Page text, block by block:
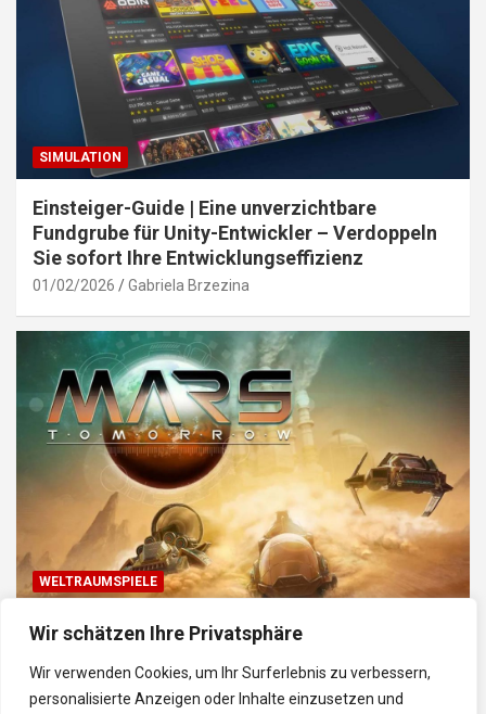
Wir schätzen Ihre Privatsphäre
Wir verwenden Cookies, um Ihr Surferlebnis zu verbessern,
personalisierte Anzeigen oder Inhalte einzusetzen und
SIMULATION
Einsteiger-Guide | Eine unverzichtbare
Fundgrube für Unity-Entwickler – Verdoppeln
Sie sofort Ihre Entwicklungseffizienz
01/02/2026 Gabriela Brzezina
WELTRAUMSPIELE
Top Weltraum-Browser-Spiele: Erkunde, baue